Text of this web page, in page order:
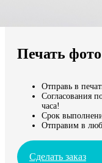
Мы доставляем по
Продолжить без города
Печать
Отправь в
Согласования
часа!
Срок
Отправим в
Сделать заказ